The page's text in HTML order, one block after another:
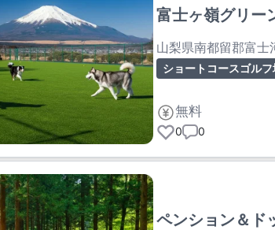
富士ヶ嶺グリー
山梨県南都留郡富士
ショートコースゴルフ
無料
0 0
ペンション＆ド